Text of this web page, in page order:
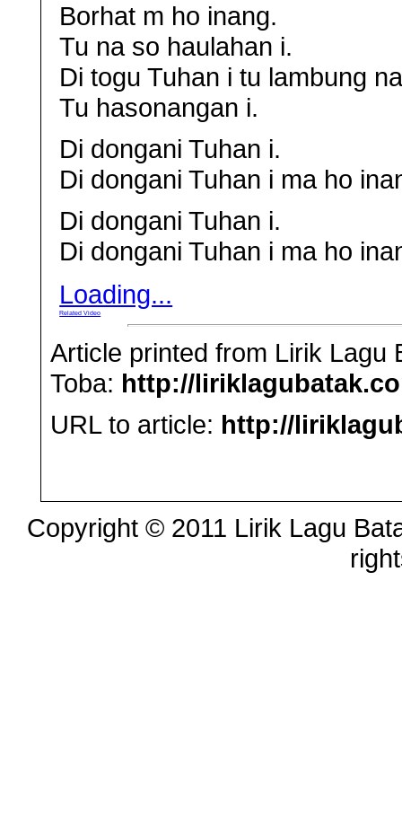
Borhat m ho inang.
Tu na so haulahan i.
Di togu Tuhan i tu lambung
Tu hasonangan i.
Di dongani Tuhan i.
Di dongani Tuhan i ma ho
Di dongani Tuhan i.
Di dongani Tuhan i ma ho
Loading...
Related Video
Article printed from Lirik Lagu
Toba: http://
URL to article: http://
Copyright © 2011 Lirik Lagu